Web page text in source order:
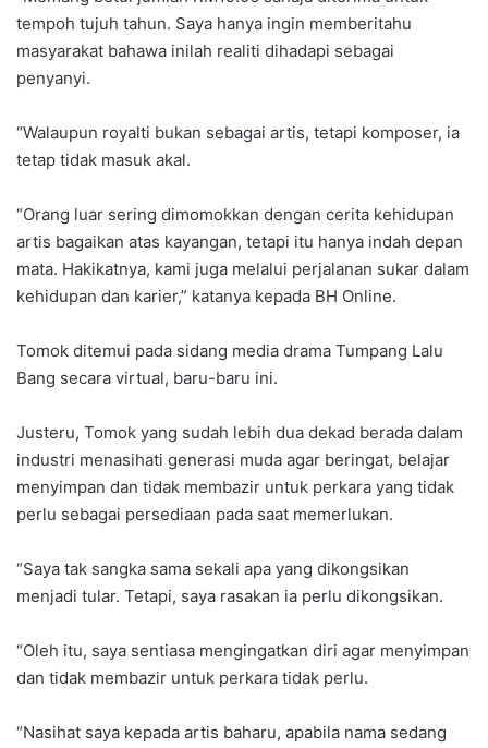
tempoh tujuh tahun. Saya hanya ingin memberitahu
masyarakat bahawa inilah realiti dihadapi sebagai
penyanyi.
“Walaupun royalti bukan sebagai artis, tetapi komposer, ia
tetap tidak masuk akal.
“Orang luar sering dimomokkan dengan cerita kehidupan
artis bagaikan atas kayangan, tetapi itu hanya indah depan
mata. Hakikatnya, kami juga melalui perjalanan sukar dalam
kehidupan dan karier,” katanya kepada BH Online.
Tomok ditemui pada sidang media drama Tumpang Lalu
Bang secara virtual, baru-baru ini.
Justeru, Tomok yang sudah lebih dua dekad berada dalam
industri menasihati generasi muda agar beringat, belajar
menyimpan dan tidak membazir untuk perkara yang tidak
perlu sebagai persediaan pada saat memerlukan.
“Saya tak sangka sama sekali apa yang dikongsikan
menjadi tular. Tetapi, saya rasakan ia perlu dikongsikan.
“Oleh itu, saya sentiasa mengingatkan diri agar menyimpan
dan tidak membazir untuk perkara tidak perlu.
“Nasihat saya kepada artis baharu, apabila nama sedang